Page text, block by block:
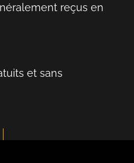
reçus en
et sans